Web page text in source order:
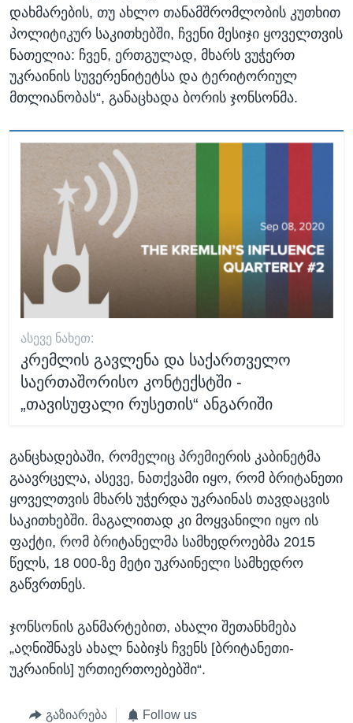
დახმარების, თუ ახლო თანამშრომლობის კუთხით
პოლიტიკურ საკითხებში, ჩვენი მესიჯი ყოველთვის
ნათელია: ჩვენ, ერთგულად, მხარს ვუჭერთ
უკრაინის სუვერენიტეტსა და ტერიტორიულ
მთლიანობას“, განაცხადა ბორის ჯონსონმა.
ᲐᲡᲔᲕᲔ ᲜᲐᲮᲔᲗ:
კრემლის გავლენა და საქართველო
საერთაშორისო კონტექსტში -
„თავისუფალი რუსეთის“ ანგარიში
განცხადებაში, რომელიც პრემიერის კაბინეტმა
გაავრცელა, ასევე, ნათქვამი იყო, რომ ბრიტანეთი
ყოველთვის მხარს უჭერდა უკრაინას თავდაცვის
საკითხებში. მაგალითად კი მოყვანილი იყო ის
ფაქტი, რომ ბრიტანელმა სამხედროებმა 2015
წელს, 18 000-ზე მეტი უკრაინელი სამხედრო
გაწვრთნეს.
ჯონსონის განმარტებით, ახალი შეთანხმება
„აღნიშნავს ახალ ნაბიჯს ჩვენს [ბრიტანეთი-
უკრაინის] ურთიერთოებებში“.
გაზიარება Follow us